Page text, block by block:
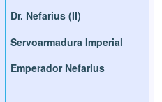
Dr. Nefarius (II)
Servoarmadura Imperial
Emperador Nefarius